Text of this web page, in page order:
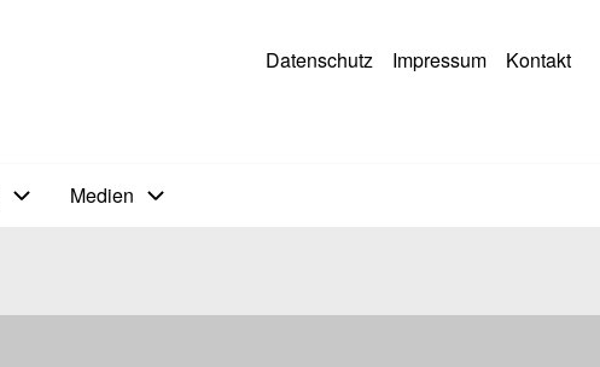
Datenschutz Impressum Kontakt
Medien